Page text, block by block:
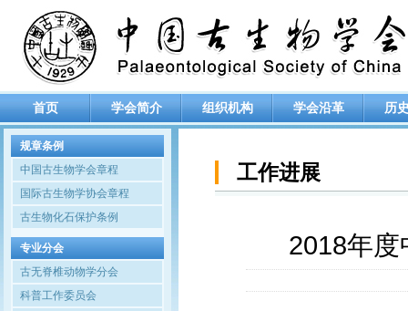
首页 学会简介 组织机构 学会沿革 历
规章条例
中国古生物学会章程
国际古生物学协会章程
古生物化石保护条例
专业分会
古无脊椎动物学分会
科普工作委员会
工作进展
2018年